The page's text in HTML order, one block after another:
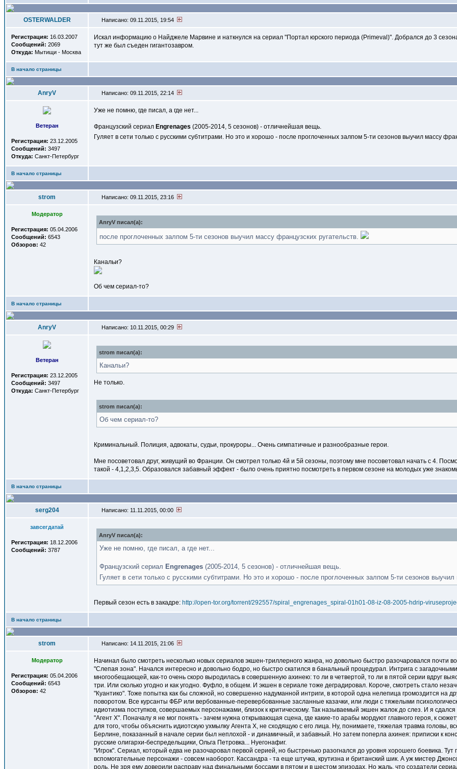
OSTERWALDER Написано: 09.11.2015, 19:54
Регистрация: 16.03.2007
Сообщений: 2069
Откуда: Мытищи - Москва
Искал информацию о Найджеле Марвине и наткнулся на сериал "Портал юрского периода (Primeval)". Добрался до 3
тут же был съеден гигантозавром.
В начало страницы
AnryV Написано: 09.11.2015, 22:14
Ветеран
Регистрация: 23.12.2005
Сообщений: 3497
Откуда: Санкт-Петербург
Уже не помню, где писал, а где нет...
Французский сериал Engrenages (2005-2014, 5 сезонов) - отличнейшая вещь.
Гуляет в сети только с русскими субтитрами. Но это и хорошо - после проглоченных залпом 5-ти сезонов выучил массу
В начало страницы
strom Написано: 09.11.2015, 23:16
Модератор
Регистрация: 05.04.2006
Сообщений: 6543
Обзоров: 42
AnryV писал(a):
после проглоченных залпом 5-ти сезонов выучил массу французских ругательств.
Канальи?
Об чем сериал-то?
В начало страницы
AnryV Написано: 10.11.2015, 00:29
Ветеран
Регистрация: 23.12.2005
Сообщений: 3497
Откуда: Санкт-Петербург
strom писал(a):
Канальи?
Не только.
strom писал(a):
Об чем сериал-то?
Криминальный. Полиция, адвокаты, судьи, прокуроры... Очень симпатичные и разнообразные герои.
Мне посоветовал друг, живущий во Франции. Он смотрел только 4й и 5й сезоны, поэтому мне посоветовал начать с 4.
такой - 4,1,2,3,5. Образовался забавный эффект - было очень приятно посмотреть в первом сезоне на молодых уже
В начало страницы
serg204 Написано: 11.11.2015, 00:00
завсегдатай
Регистрация: 18.12.2006
Сообщений: 3787
AnryV писал(a):
Уже не помню, где писал, а где нет...
Французский сериал Engrenages (2005-2014, 5 сезонов) - отличнейшая вещь.
Гуляет в сети только с русскими субтитрами. Но это и хорошо - после проглоченных залпом 5-ти сезонов
Первый сезон есть в закадре: http://open-tor.org/torrent/292557/spiral_engrenages_spiral-01h01-08-iz-08-2005-hdrip-
В начало страницы
strom Написано: 14.11.2015, 21:06
Модератор
Регистрация: 05.04.2006
Сообщений: 6543
Обзоров: 42
Начинал было смотреть несколько новых сериалов экшен-триллерного жанра, но довольно быстро разочаровался почти
"Слепая зона". Начался интересно и довольно бодро, но быстро скатился в банальный процедурал. Интрига с
многообещающей, как-то очень скоро выродилась в совершенную ахинею: то ли в четвертой, то ли в пятой серии вдруг
три. Или сколько угодно и как угодно. Фуфло, в общем. И экшен в сериале тоже деградировал. Короче, смотреть стало
"Куантико". Тоже попытка как бы сложной, но совершенно надуманной интриги, в которой одна нелепица громоздится на
поворотом. Все курсанты ФБР или вербованные-перевербованные засланные казачки, или люди с тяжелыми
идиотизма поступков, совершаемых персонажами, близок к критическому. Так называемый экшен жалок до слез. И я
"Агент Х". Поначалу я не мог понять - зачем нужна открывающая сцена, где какие-то арабы мордуют главного героя, к
для того, чтобы объяснить идиотскую ухмылку Агента Х, не сходящую с его лица. Ну, понимаете, тяжелая травма головы,
Берлине, показанный в начале серии был неплохой - и динамичный, и забавный. Но затем поперла ахинея: приписки к
русские олигархи-беспредельщики, Ольга Петровка... Нуегонафиг.
"Игрок". Сериал, который едва не разочаровал первой серией, но быстренько разогнался до уровня хорошего боевика.
вспомогательные персонажи - совсем наоборот. Кассандра - та еще штучка, крутизна и британский шик. А уж мистер
роль. Не зря ему доверили расправу над финальными боссами в пятом и в шестом эпизодах. Но жаль, что создатели